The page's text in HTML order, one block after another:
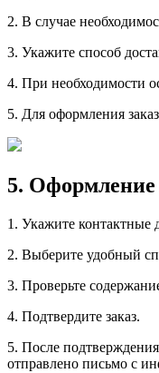
2. В случае
3. Укажите способ
4. При необходимости
5. Для оформления
5. Оформление
1. Укажите контактные
2. Выберите удобный
3. Проверьте
4. Подтвердите заказ.
5. После
отправлено письмо с